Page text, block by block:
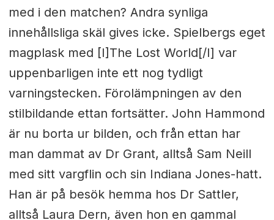
med i den matchen? Andra synliga
innehållsliga skäl gives icke. Spielbergs eget
magplask med [I]The Lost World[/I] var
uppenbarligen inte ett nog tydligt
varningstecken. Förolämpningen av den
stilbildande ettan fortsätter. John Hammond
är nu borta ur bilden, och från ettan har
man dammat av Dr Grant, alltså Sam Neill
med sitt vargflin och sin Indiana Jones-hatt.
Han är på besök hemma hos Dr Sattler,
alltså Laura Dern, även hon en gammal